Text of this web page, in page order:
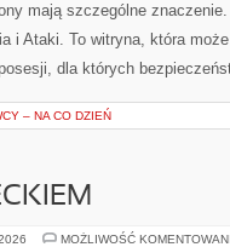
mają szczególne
i Ataki. To witryna, która
dla których
– NA CO DZIEŃ
MOŻLIWOŚĆ